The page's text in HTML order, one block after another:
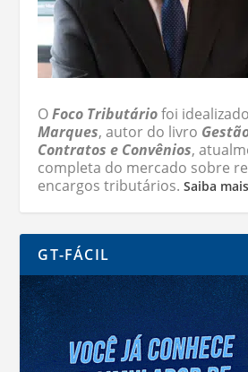
OFoco Tributáriofoi
Marques, autor do livro
Contratos e Convênios,
completa do mercado sobre
encargos tributários.Saiba
GT-FÁCIL